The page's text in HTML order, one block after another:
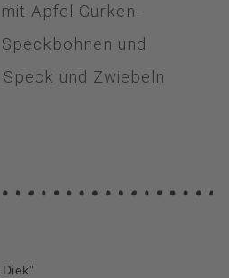
Apfel-Gurken-
und
und Zwiebeln